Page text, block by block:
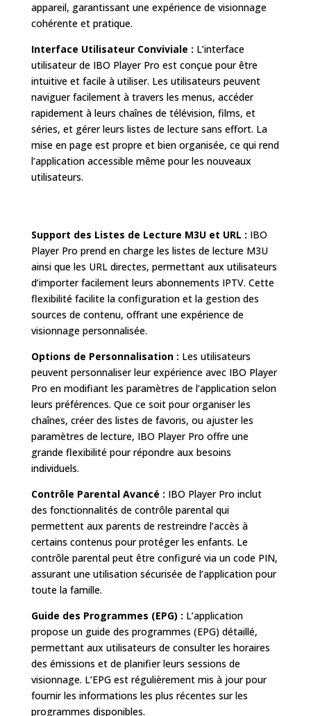
appareil, garantissant une expérience de visionnage
cohérente et pratique.
Interface Utilisateur Conviviale : L’interface
utilisateur de IBO Player Pro est conçue pour être
intuitive et facile à utiliser. Les utilisateurs peuvent
naviguer facilement à travers les menus, accéder
rapidement à leurs chaînes de télévision, films, et
séries, et gérer leurs listes de lecture sans effort. La
mise en page est propre et bien organisée, ce qui rend
l’application accessible même pour les nouveaux
utilisateurs.
Support des Listes de Lecture M3U et URL : IBO
Player Pro prend en charge les listes de lecture M3U
ainsi que les URL directes, permettant aux utilisateurs
d’importer facilement leurs abonnements IPTV. Cette
flexibilité facilite la configuration et la gestion des
sources de contenu, offrant une expérience de
visionnage personnalisée.
Options de Personnalisation : Les utilisateurs
peuvent personnaliser leur expérience avec IBO Player
Pro en modifiant les paramètres de l’application selon
leurs préférences. Que ce soit pour organiser les
chaînes, créer des listes de favoris, ou ajuster les
paramètres de lecture, IBO Player Pro offre une
grande flexibilité pour répondre aux besoins
individuels.
Contrôle Parental Avancé : IBO Player Pro inclut
des fonctionnalités de contrôle parental qui
permettent aux parents de restreindre l’accès à
certains contenus pour protéger les enfants. Le
contrôle parental peut être configuré via un code PIN,
assurant une utilisation sécurisée de l’application pour
toute la famille.
Guide des Programmes (EPG) : L’application
propose un guide des programmes (EPG) détaillé,
permettant aux utilisateurs de consulter les horaires
des émissions et de planifier leurs sessions de
visionnage. L’EPG est régulièrement mis à jour pour
fournir les informations les plus récentes sur les
programmes disponibles.